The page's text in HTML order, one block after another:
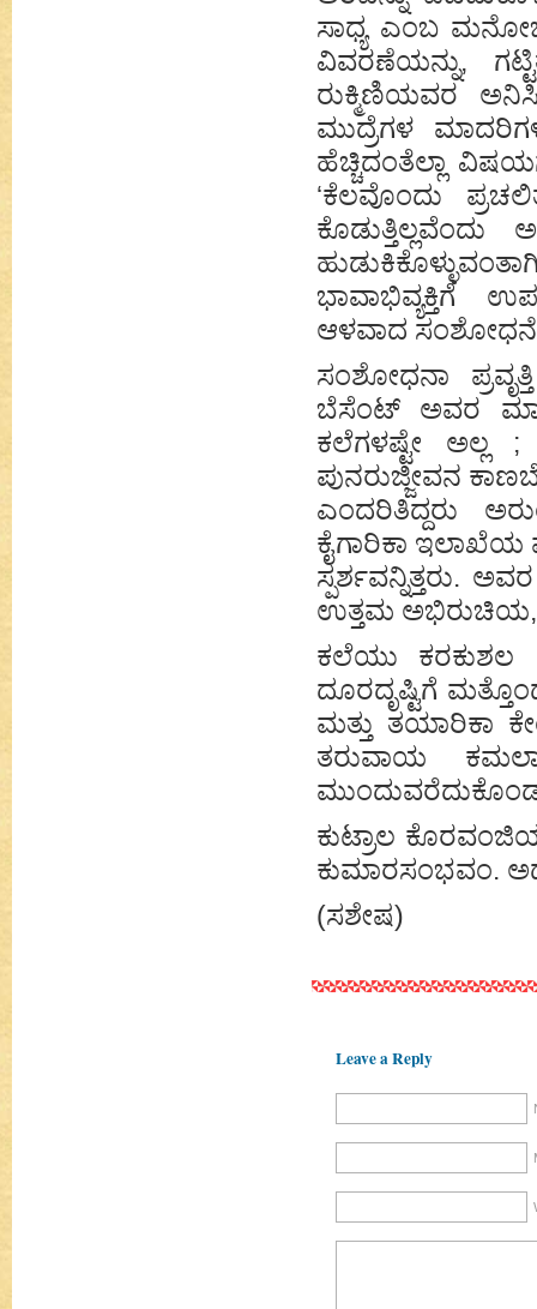
ಸಾಧ್ಯ ಎಂಬ
ವಿವರಣೆಯನ್ನು,
ರುಕ್ಮಿಣಿಯವರ
ಮುದ್ರೆಗಳ
ಹೆಚ್ಚಿದಂತೆಲ್ಲಾ
‘ಕೆಲವೊಂದು
ಭಾವಾಭಿವ್ಯಕ್ತಿಗೆ
ಆಳವಾದ
ಸಂಶೋಧನಾ
ಬೆಸೆಂಟ್ ಅವರ
ಕಲೆಗಳಷ್ಟೇ ಅಲ್ಲ
ಪುನರುಜ್ಜೀವನ
ಎಂದರಿತಿದ್ದರು
ಕೈಗಾರಿಕಾ ಇಲಾಖೆಯ
ಸ್ಪರ್ಶವನ್ನಿತ್ತರು.
ಉತ್ತಮ ಅಭಿರುಚಿಯ,
ಕಲೆಯು ಕರಕುಶಲ
ದೂರದೃಷ್ಟಿಗೆ
ಮತ್ತು ತಯಾರಿಕಾ
ತರುವಾಯ
ಕುಟ್ರಾಲ
ಕುಮಾರಸಂಭವಂ.
(ಸಶೇಷ)
Leave a Reply